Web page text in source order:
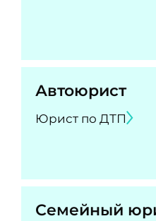
Автоюрист
Юрист по ДТП
Семейный